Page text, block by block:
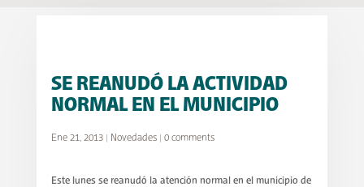
SE REANUDÓ LA ACTIVIDAD
NORMAL EN EL MUNICIPIO
Ene 21, 2013| Novedades| 0 comments
Este lunes se reanudó la atención normal en el municipio de